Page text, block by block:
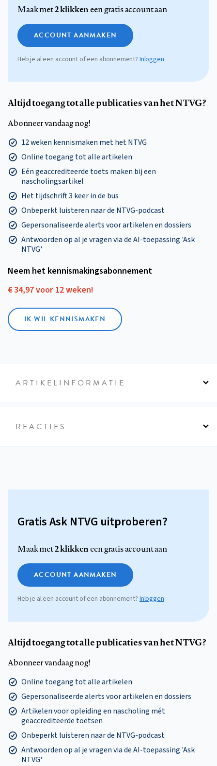
Maak met2 klikkeneen gratis account aan
ACCOUNT AANMAKEN
Heb je al een account of een abonnement? Inloggen
Altijd toegang tot alle publicaties van het NTVG?
Abonneer vandaag nog!
12 weken kennismaken met het NTVG
Online toegang tot alle artikelen
Eén geaccrediteerde toets maken bij een
nascholingsartikel
Het tijdschrift 3 keer in de bus
Onbeperkt luisteren naar de NTVG-podcast
Gepersonaliseerde alerts voor artikelen en dossiers
Antwoorden op al je vragen via de AI-toepassing 'Ask
NTVG'
Neem het kennismakings­abonnement
€ 34,97 voor 12 weken!
IK WIL KENNISMAKEN
ARTIKELINFORMATIE
REACTIES
Gratis Ask NTVG uitproberen?
Maak met2 klikkeneen gratis account aan
ACCOUNT AANMAKEN
Heb je al een account of een abonnement?Inloggen
Altijd toegang tot alle publicaties van het NTVG?
Abonneer vandaag nog!
Online toegang tot alle artikelen
Gepersonaliseerde alerts voor artikelen en dossiers
Artikelen voor opleiding en nascholing mét
geaccrediteerde toetsen
Onbeperkt luisteren naar de NTVG-podcast
Antwoorden op al je vragen via de AI-toepassing 'Ask
NTVG'